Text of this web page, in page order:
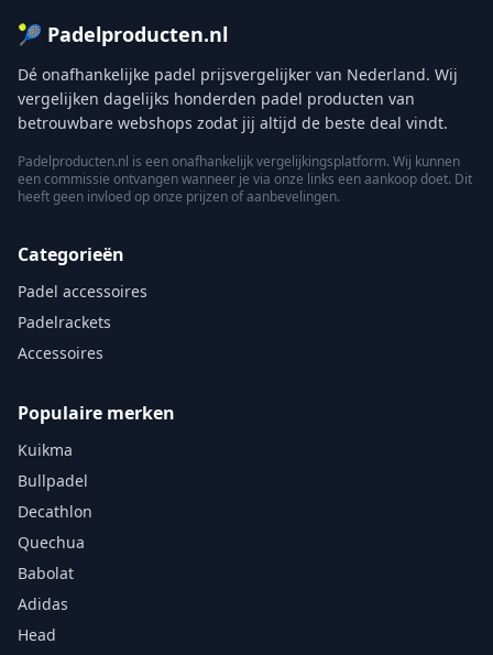
🎾 Padelproducten.nl
Dé onafhankelijke padel prijsvergelijker van Nederland. Wij
vergelijken dagelijks honderden padel producten van
betrouwbare webshops zodat jij altijd de beste deal vindt.
Padelproducten.nl is een onafhankelijk vergelijkingsplatform. Wij kunnen
een commissie ontvangen wanneer je via onze links een aankoop doet. Dit
heeft geen invloed op onze prijzen of aanbevelingen.
Categorieën
Padel accessoires
Padelrackets
Accessoires
Populaire merken
Kuikma
Bullpadel
Decathlon
Quechua
Babolat
Adidas
Head